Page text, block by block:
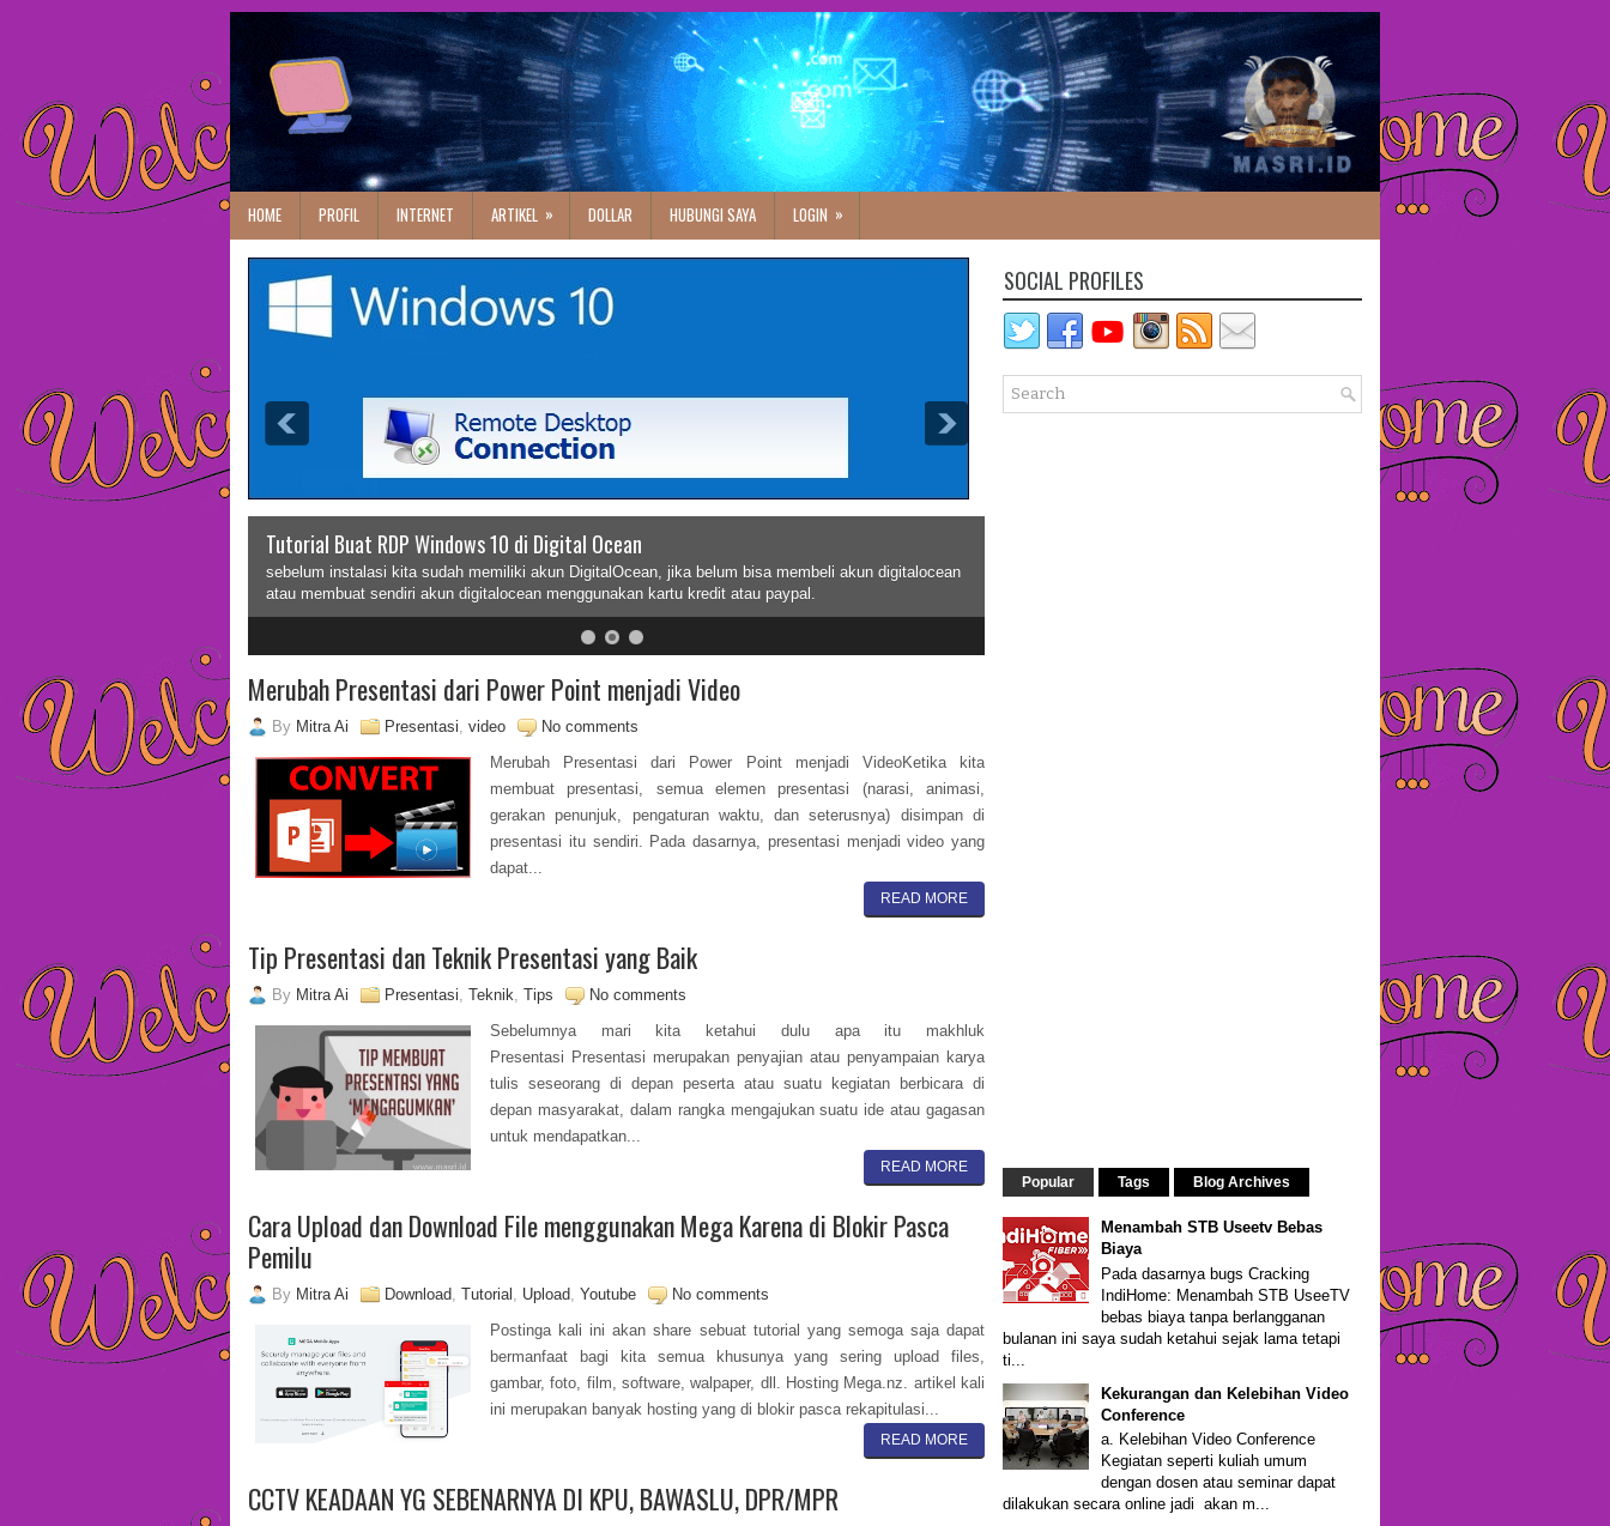
HOME PROFIL INTERNET ARTIKEL » DOLLAR HUBUNGI SAYA LOGIN »
Tutorial Buat RDP Windows 10 di Digital Ocean
sebelum instalasi kita sudah memiliki akun DigitalOcean, jika belum bisa membeli akun digitalocean
atau membuat sendiri akun digitalocean menggunakan kartu kredit atau paypal.
Merubah Presentasi dari Power Point menjadi Video
By Mitra Ai Presentasi, video
No comments
Merubah Presentasi dari Power Point menjadi VideoKetika kita
membuat presentasi, semua elemen presentasi (narasi, animasi,
gerakan penunjuk, pengaturan waktu, dan seterusnya) disimpan di
presentasi itu sendiri. Pada dasarnya, presentasi menjadi video yang
dapat...
READ MORE
Tip Presentasi dan Teknik Presentasi yang Baik
By Mitra Ai Presentasi, Teknik, Tips
No comments
Sebelumnya mari kita ketahui dulu apa itu makhluk
Presentasi Presentasi merupakan penyajian atau penyampaian karya
tulis seseorang di depan peserta atau suatu kegiatan berbicara di
depan masyarakat, dalam rangka mengajukan suatu ide atau gagasan
untuk mendapatkan...
READ MORE
Cara Upload dan Download File menggunakan Mega Karena di Blokir Pasca
Pemilu
By Mitra Ai Download, Tutorial , Upload, Youtube
No comments
Postinga kali ini akan share sebuat tutorial yang semoga saja dapat
bermanfaat bagi kita semua khusunya yang sering upload files,
gambar, foto, film, software, walpaper, dll. Hosting Mega.nz. artikel kali
ini merupakan banyak hosting yang di blokir pasca rekapitulasi...
READ MORE
CCTV KEADAAN YG SEBENARNYA DI KPU, BAWASLU, DPR/MPR
SOCIAL PROFILES
Popular Tags Blog Archives
Menambah STB Useetv Bebas
Biaya
Pada dasarnya bugs Cracking
IndiHome: Menambah STB UseeTV
bebas biaya tanpa berlangganan
bulanan ini saya sudah ketahui sejak lama tetapi
ti...
Kekurangan dan Kelebihan Video
Conference
a. Kelebihan Video Conference
Kegiatan seperti kuliah umum
dengan dosen atau seminar dapat
dilakukan secara online jadi akan m...